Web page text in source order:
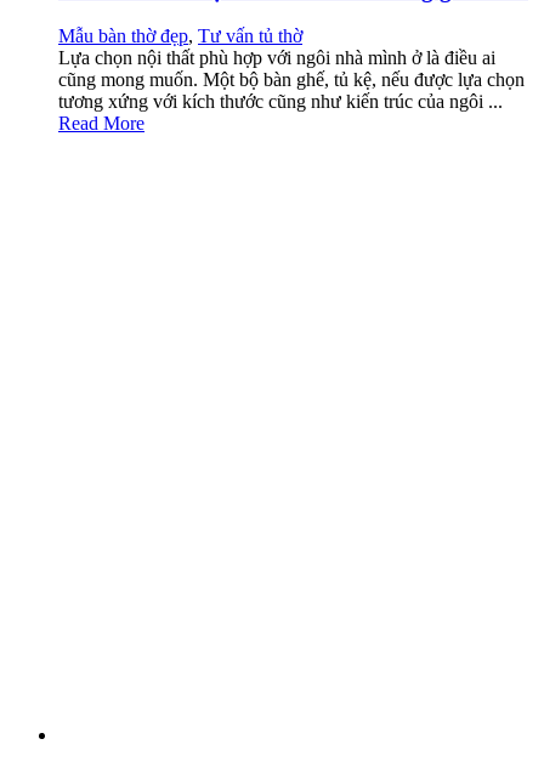
Mẫu bàn thờ đẹp, Tư vấn tủ thờ
Lựa chọn nội thất phù hợp với ngôi nhà mình ở là điều ai
cũng mong muốn. Một bộ bàn ghế, tủ kệ, nếu được lựa chọn
tương xứng với kích thước cũng như kiến trúc của ngôi ...
Read More